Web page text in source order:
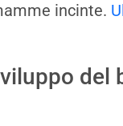
incinte.
del